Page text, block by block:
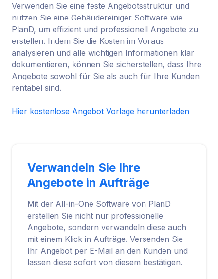
Verwenden Sie eine feste Angebotsstruktur und
nutzen Sie eine Gebäudereiniger Software wie
PlanD, um effizient und professionell Angebote zu
erstellen. Indem Sie die Kosten im Voraus
analysieren und alle wichtigen Informationen klar
dokumentieren, können Sie sicherstellen, dass Ihre
Angebote sowohl für Sie als auch für Ihre Kunden
rentabel sind.
Hier kostenlose Angebot Vorlage herunterladen
Verwandeln Sie Ihre
Angebote in Aufträge
Mit der All-in-One Software von PlanD
erstellen Sie nicht nur professionelle
Angebote, sondern verwandeln diese auch
mit einem Klick in Aufträge. Versenden Sie
Ihr Angebot per E-Mail an den Kunden und
lassen diese sofort von diesem bestätigen.